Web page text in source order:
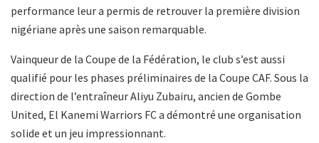
performance leur a permis de retrouver la première division
nigériane après une saison remarquable.
Vainqueur de la Coupe de la Fédération, le club s’est aussi
qualifié pour les phases préliminaires de la Coupe CAF. Sous la
direction de l’entraîneur Aliyu Zubairu, ancien de Gombe
United, El Kanemi Warriors FC a démontré une organisation
solide et un jeu impressionnant.